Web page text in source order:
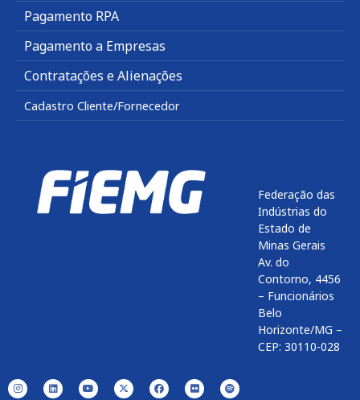
Pagamento RPA
Pagamento a Empresas
Contratações e Alienações
Cadastro Cliente/Fornecedor
Federação das
Indústrias do
Estado de
Minas Gerais
Av. do
Contorno, 4456
– Funcionários
Belo
Horizonte/MG –
CEP: 30110-028